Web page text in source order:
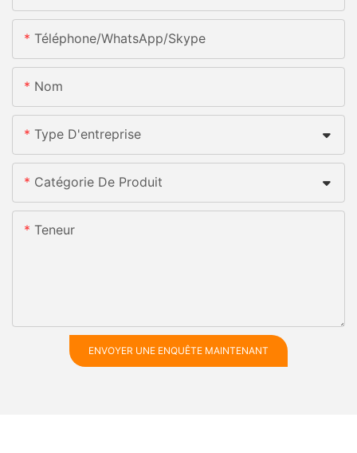
Téléphone/WhatsApp/Skype
Nom
Type D'entreprise
Catégorie De Produit
Teneur
ENVOYER UNE ENQUÊTE MAINTENANT